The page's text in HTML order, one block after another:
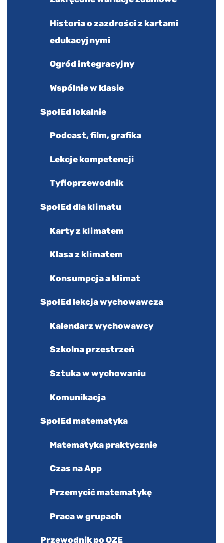
Historia o zazdrości z kartami
edukacyjnymi
Ogród integracyjny
Wspólnie w klasie
SpołEd lokalnie
Podcast, film, grafika
Lekcje kompetencji
Tyfloprzewodnik
SpołEd dla klimatu
Karty z klimatem
Klasa z klimatem
Konsumpcja a klimat
SpołEd lekcja wychowawcza
Kalendarz wychowawcy
Szkolna przestrzeń
Sztuka w wychowaniu
Komunikacja
SpołEd matematyka
Matematyka praktycznie
Czas na App
Przemycić matematykę
Praca w grupach
Przewodnik po OZE